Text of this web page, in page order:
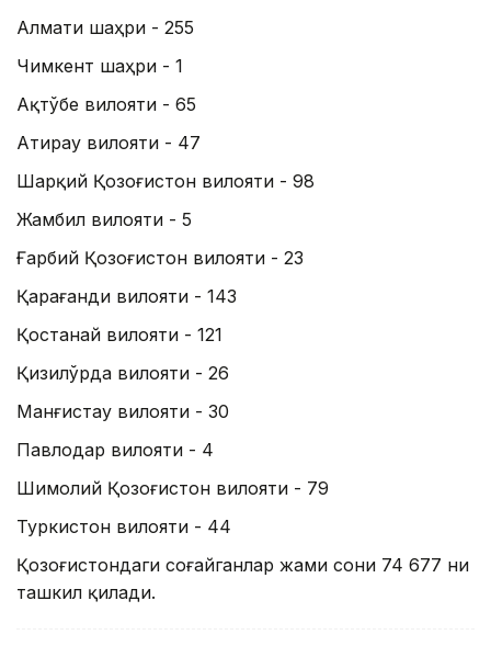
Алмати шаҳри - 255
Чимкент шаҳри - 1
Ақтўбе вилояти - 65
Атирау вилояти - 47
Шарқий Қозоғистон вилояти - 98
Жамбил вилояти - 5
Ғарбий Қозоғистон вилояти - 23
Қарағанди вилояти - 143
Қостанай вилояти - 121
Қизилўрда вилояти - 26
Манғистау вилояти - 30
Павлодар вилояти - 4
Шимолий Қозоғистон вилояти - 79
Туркистон вилояти - 44
Қозоғистондаги соғайганлар жами сони 74 677 ни
ташкил қилади.